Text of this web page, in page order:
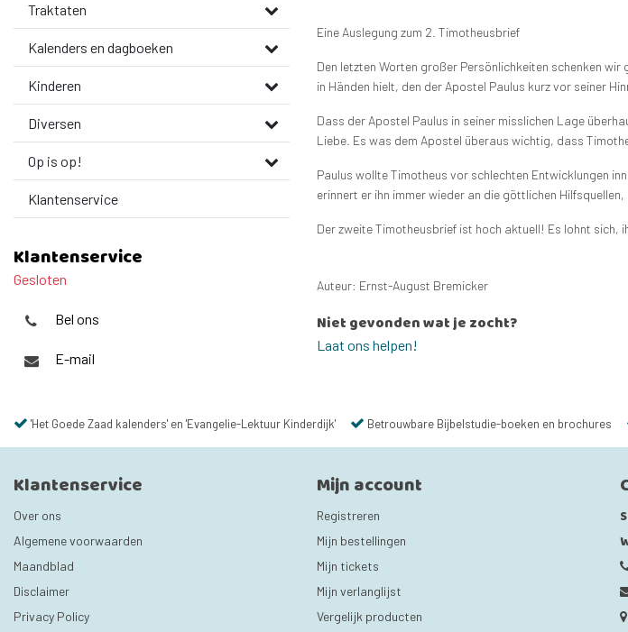
Traktaten
Kalenders en dagboeken
Kinderen
Diversen
Op is op!
Klantenservice
Klantenservice
Gesloten
Bel ons
E-mail
Eine Auslegung zum 2. Timotheusbrief
Den letzten Worten großer Persönlichkeiten schenken
in Händen hielt, den der Apostel Paulus kurz vor seiner
Dass der Apostel Paulus in seiner misslichen Lage
Liebe. Es was dem Apostel überaus wichtig, dass
Paulus wollte Timotheus vor schlechten Entwicklungen
erinnert er ihn immer wieder an die göttlichen Hilfsquellen,
Der zweite Timotheusbrief ist hoch aktuell! Es lohnt sich,
Auteur: Ernst-August Bremicker
Niet gevonden wat je zocht?
Laat ons helpen!
'Het Goede Zaad kalenders' en 'Evangelie-Lektuur Kinderdijk' Betrouwbare Bijbelstudie-boeken en brochures
Klantenservice
Over ons
Algemene voorwaarden
Maandblad
Disclaimer
Privacy Policy
Mijn account
Registreren
Mijn bestellingen
Mijn tickets
Mijn verlanglijst
Vergelijk producten